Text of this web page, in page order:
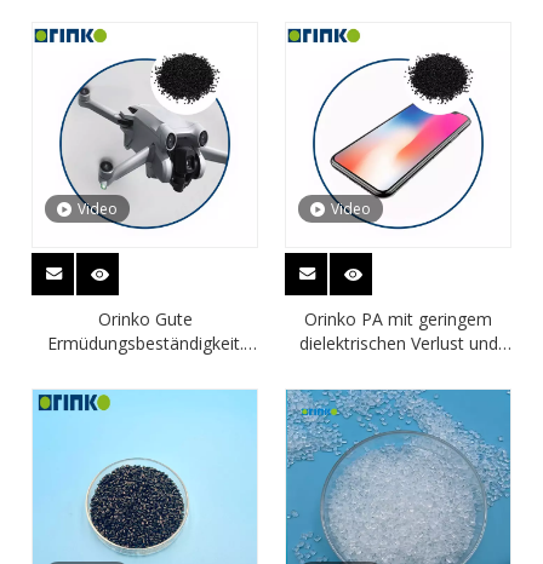
Video
Orinko Gute
Ermüdungsbeständigkeit.
mit hohem Modul für UAV
Video
Orinko PA mit geringem
dielektrischen Verlust und
Mobiltelefone